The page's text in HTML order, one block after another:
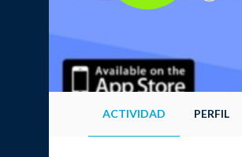
ACTIVIDAD PERFIL